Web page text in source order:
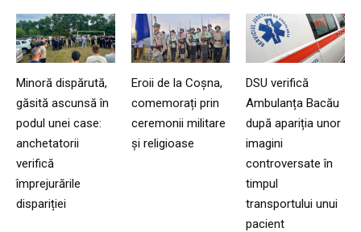
Minoră dispărută,
găsită ascunsă în
podul unei case:
anchetatorii
verifică
împrejurările
dispariției
Eroii de la Coșna,
comemorați prin
ceremonii militare
și religioase
DSU verifică
Ambulanța Bacău
după apariția unor
imagini
controversate în
timpul
transportului unui
pacient